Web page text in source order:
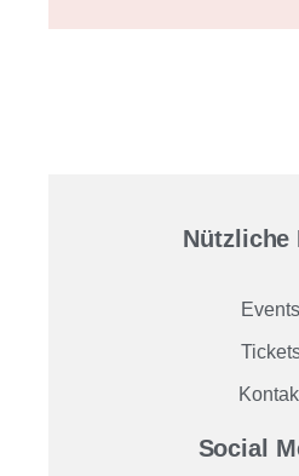
Nützliche
Events
Social